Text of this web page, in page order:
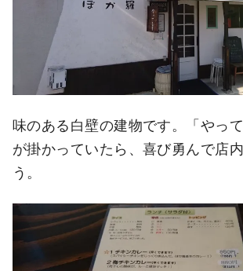
味のある白壁の建物です。「やっ
が掛かっていたら、喜び勇んで店
う。